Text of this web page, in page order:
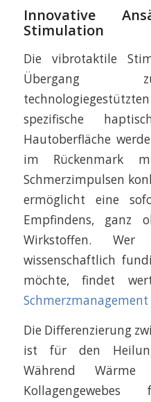
Innovative
Stimulation
Die vibrotaktile
Übergang
spezifische
Hautoberfläche
im Rückenmark
Schmerzimpulsen
ermöglicht eine
Empfindens, ganz
Wirkstoffen.
wissenschaftlich
möchte, findet
Die Differenzierung
ist für den
Während